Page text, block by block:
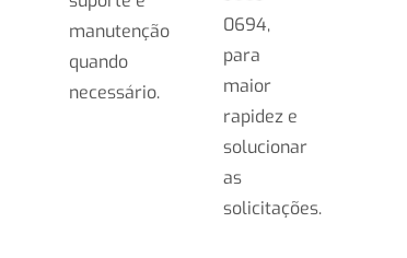
manutenção
quando
necessário.
0694,
para
maior
rapidez e
solucionar
as
solicitações.